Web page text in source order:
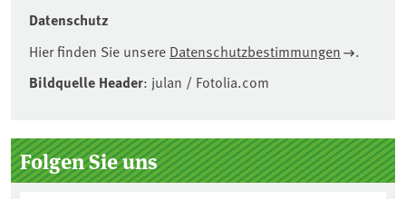
Datenschutz
Hier finden Sie unsere Datenschutzbestimmungen .
Bildquelle Header: julan / Fotolia.com
Seitenleiste
Folgen Sie uns